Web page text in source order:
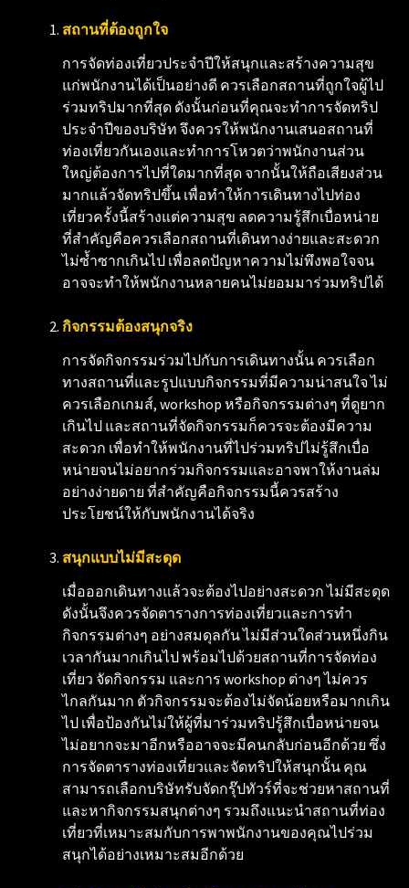
สถานที่ต้องถูกใจ
การจัดท่องเที่ยวประจำปีให้สนุกและสร้างความสุข
แก่พนักงานได้เป็นอย่างดี ควรเลือกสถานที่ถูกใจผู้ไป
ร่วมทริปมากที่สุด ดังนั้นก่อนที่คุณจะทำการจัดทริป
ประจำปีของบริษัท จึงควรให้พนักงานเสนอสถานที่
ท่องเที่ยวกันเองและทำการโหวตว่าพนักงานส่วน
ใหญ่ต้องการไปที่ใดมากที่สุด จากนั้นให้ถือเสียงส่วน
มากแล้วจัดทริปขึ้น เพื่อทำให้การเดินทางไปท่อง
เที่ยวครั้งนี้สร้างแต่ความสุข ลดความรู้สึกเบื่อหน่าย
ที่สำคัญคือควรเลือกสถานที่เดินทางง่ายและสะดวก
ไม่ซ้ำซากเกินไป เพื่อลดปัญหาความไม่พึงพอใจจน
อาจจะทำให้พนักงานหลายคนไม่ยอมมาร่วมทริปได้
กิจกรรมต้องสนุกจริง
การจัดกิจกรรมร่วมไปกับการเดินทางนั้น ควรเลือก
ทางสถานที่และรูปแบบกิจกรรมที่มีความน่าสนใจ ไม่
ควรเลือกเกมส์, workshop หรือกิจกรรมต่างๆ ที่ดูยาก
เกินไป และสถานที่จัดกิจกรรมก็ควรจะต้องมีความ
สะดวก เพื่อทำให้พนักงานที่ไปร่วมทริปไม่รู้สึกเบื่อ
หน่ายจนไม่อยากร่วมกิจกรรมและอาจพาให้งานล่ม
อย่างง่ายดาย ที่สำคัญคือกิจกรรมนี้ควรสร้าง
ประโยชน์ให้กับพนักงานได้จริง
สนุกแบบไม่มีสะดุด
เมื่อออกเดินทางแล้วจะต้องไปอย่างสะดวก ไม่มีสะดุด
ดังนั้นจึงควรจัดตารางการท่องเที่ยวและการทำ
กิจกรรมต่างๆ อย่างสมดุลกัน ไม่มีส่วนใดส่วนหนึ่งกิน
เวลากันมากเกินไป พร้อมไปด้วยสถานที่การจัดท่อง
เที่ยว จัดกิจกรรม และการ workshop ต่างๆ ไม่ควร
ไกลกันมาก ตัวกิจกรรมจะต้องไม่จัดน้อยหรือมากเกิน
ไป เพื่อป้องกันไม่ให้ผู้ที่มาร่วมทริปรู้สึกเบื่อหน่ายจน
ไม่อยากจะมาอีกหรืออาจจะมีคนกลับก่อนอีกด้วย ซึ่ง
การจัดตารางท่องเที่ยวและจัดทริปให้สนุกนั้น คุณ
สามารถเลือกบริษัทรับจัดกรุ๊ปทัวร์ที่จะช่วยหาสถานที่
และหากิจกรรมสนุกต่างๆ รวมถึงแนะนำสถานที่ท่อง
เที่ยวที่เหมาะสมกับการพาพนักงานของคุณไปร่วม
สนุกได้อย่างเหมาะสมอีกด้วย